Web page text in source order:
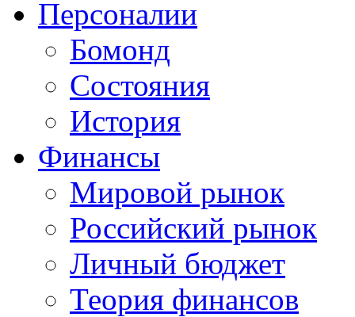
Персоналии
Бомонд
Состояния
История
Финансы
Мировой рынок
Российский рынок
Личный бюджет
Теория финансов